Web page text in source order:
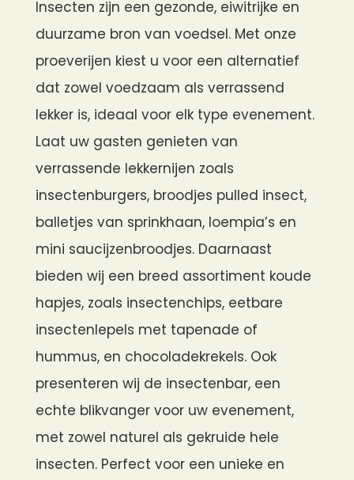
Insecten zijn een gezonde, eiwitrijke en
duurzame bron van voedsel. Met onze
proeverijen kiest u voor een alternatief
dat zowel voedzaam als verrassend
lekker is, ideaal voor elk type evenement.
Laat uw gasten genieten van
verrassende lekkernijen zoals
insectenburgers, broodjes pulled insect,
balletjes van sprinkhaan, loempia’s en
mini saucijzenbroodjes. Daarnaast
bieden wij een breed assortiment koude
hapjes, zoals insectenchips, eetbare
insectenlepels met tapenade of
hummus, en chocoladekrekels. Ook
presenteren wij de insectenbar, een
echte blikvanger voor uw evenement,
met zowel naturel als gekruide hele
insecten. Perfect voor een unieke en